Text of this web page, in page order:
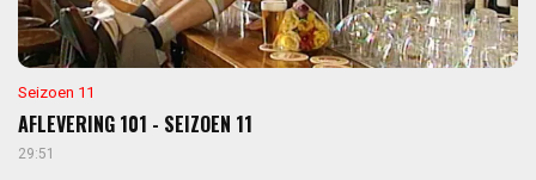
Seizoen 11
AFLEVERING 101 - SEIZOEN 11
29:51